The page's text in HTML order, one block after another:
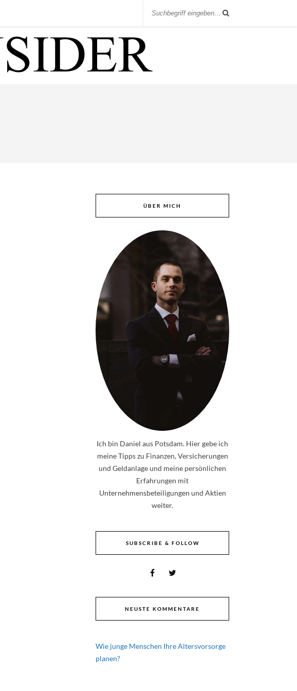
ÜBER MICH
Ich bin Daniel aus Potsdam. Hier gebe ich
meine Tipps zu Finanzen, Versicherungen
und Geldanlage und meine persönlichen
Erfahrungen mit
Unternehmensbeteiligungen und Aktien
weiter.
SUBSCRIBE & FOLLOW
NEUSTE KOMMENTARE
Wie junge Menschen Ihre Altersvorsorge
planen?